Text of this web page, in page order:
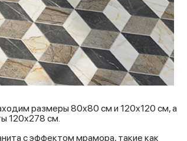
размеры 80x80 см и 120x120 см, а
120x278 см.
с эффектом мрамора, такие как